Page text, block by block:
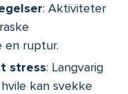
: Aktiviteter
en ruptur.
stress: Langvarig
kan svekke